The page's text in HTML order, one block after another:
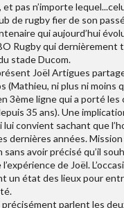
pas n’importe
de rugby fier de son
qui aujourd’hui
Rugby qui dernièrement
stade Ducom.
Joël Artigues
(Mathieu, ni plus ni moins
3ème ligne qui a porté les
35 ans). Une
convient sachant que
dernières années. Mission
avoir précisé qu’il
de Joël.
un état des lieux pour
parlent les